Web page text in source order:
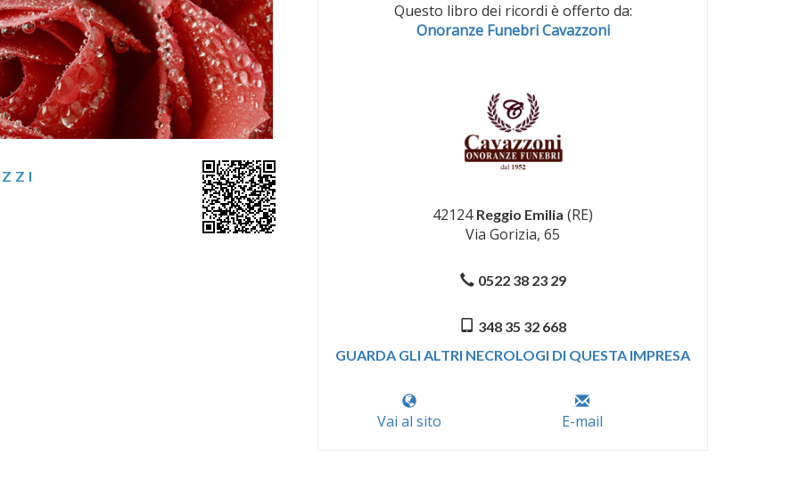
Questo libro dei ricordi è offerto da:
Onoranze Funebri Cavazzoni
42124 Reggio Emilia (RE)
Via Gorizia, 65
0522 38 23 29
348 35 32 668
GUARDA GLI ALTRI NECROLOGI DI QUESTA IMPRESA
Vai al sito E-mail